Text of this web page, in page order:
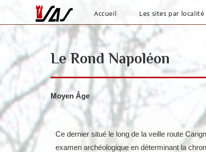
Accueil Les sites par localité
Le Rond Napoléon
Moyen Âge
Ce dernier situé le long de la veille route
examen archéologique en déterminant la